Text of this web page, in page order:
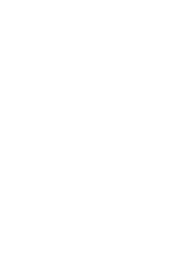
сухому"
із